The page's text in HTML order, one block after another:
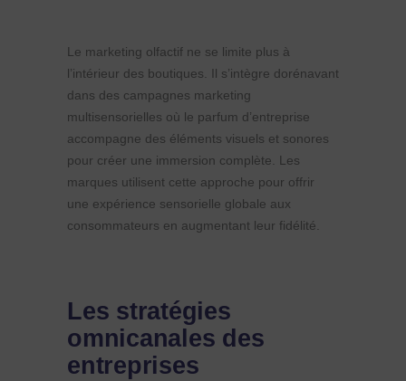
Le marketing olfactif ne se limite plus à
l’intérieur des boutiques. Il s’intègre dorénavant
dans des campagnes marketing
multisensorielles où le parfum d’entreprise
accompagne des éléments visuels et sonores
pour créer une immersion complète. Les
marques utilisent cette approche pour offrir
une expérience sensorielle globale aux
consommateurs en augmentant leur fidélité.
Les stratégies
omnicanales des
entreprises